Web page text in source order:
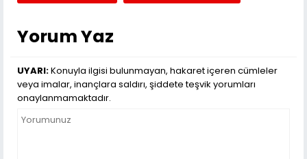
Yorum Yaz
UYARI:Konuyla ilgisi bulunmayan, hakaret içeren cümleler
veya imalar, inançlara saldırı, şiddete teşvik yorumları
onaylanmamaktadır.